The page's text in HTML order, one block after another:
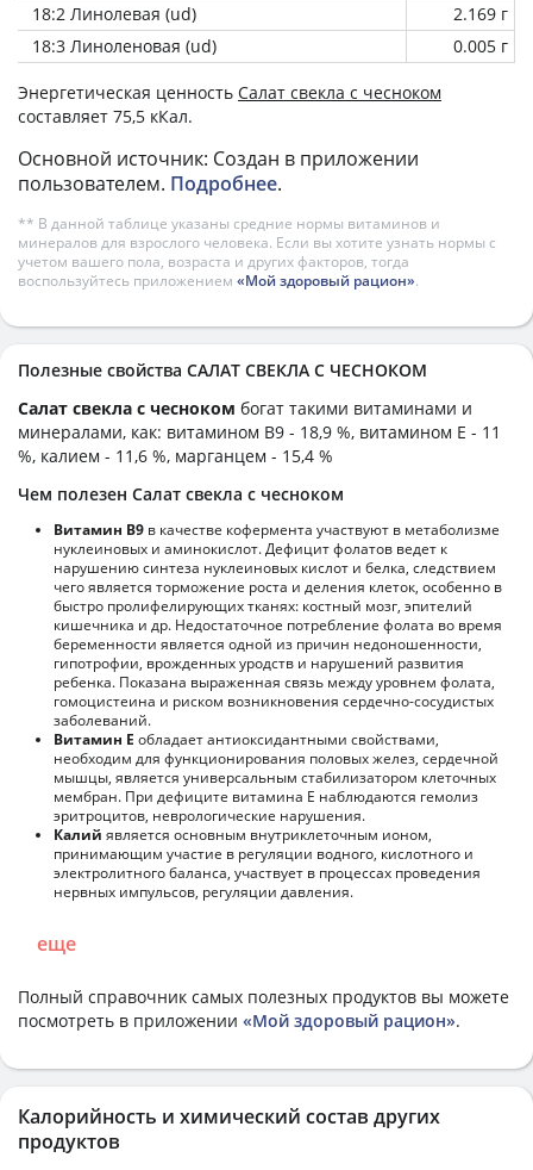
18:2 Линолевая (ud)
2.169 г
18:3 Линоленовая (ud)
0.005 г
Энергетическая ценность Салат свекла с чесноком
составляет 75,5 кКал.
Основной источник: Создан в приложении
пользователем. Подробнее.
** В данной таблице указаны средние нормы витаминов и
минералов для взрослого человека. Если вы хотите узнать нормы с
учетом вашего пола, возраста и других факторов, тогда
воспользуйтесь приложением «Мой здоровый рацион».
Полезные свойства САЛАТ СВЕКЛА С ЧЕСНОКОМ
Салат свекла с чесноком богат такими витаминами и
минералами, как: витамином B9 - 18,9 %, витамином E - 11
%, калием - 11,6 %, марганцем - 15,4 %
Чем полезен Салат свекла с чесноком
Витамин В9 в качестве кофермента участвуют в метаболизме
нуклеиновых и аминокислот. Дефицит фолатов ведет к
нарушению синтеза нуклеиновых кислот и белка, следствием
чего является торможение роста и деления клеток, особенно в
быстро пролифелирующих тканях: костный мозг, эпителий
кишечника и др. Недостаточное потребление фолата во время
беременности является одной из причин недоношенности,
гипотрофии, врожденных уродств и нарушений развития
ребенка. Показана выраженная связь между уровнем фолата,
гомоцистеина и риском возникновения сердечно-сосудистых
заболеваний.
Витамин Е обладает антиоксидантными свойствами,
необходим для функционирования половых желез, сердечной
мышцы, является универсальным стабилизатором клеточных
мембран. При дефиците витамина Е наблюдаются гемолиз
эритроцитов, неврологические нарушения.
Калий является основным внутриклеточным ионом,
принимающим участие в регуляции водного, кислотного и
электролитного баланса, участвует в процессах проведения
нервных импульсов, регуляции давления.
еще
Полный справочник самых полезных продуктов вы можете
посмотреть в приложении «Мой здоровый рацион».
Калорийность и химический состав других
продуктов